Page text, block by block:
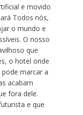
e movido
Todos nós,
o mundo e
O nosso
que
o hotel onde
marcar a
acabam
fora dele.
e que